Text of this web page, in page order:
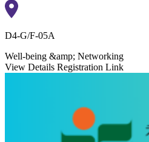
D4-G/F-05A
Well-being &amp; Networking
View Details Registration Link